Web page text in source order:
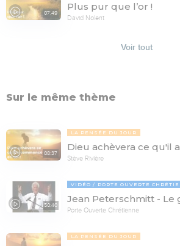
07:49
Plus pur que l’or !
David Nolent
Voir tout
Sur le même thème
08:37
LA PENSÉE DU JOUR
Dieu achèvera ce qu'il
Stève Rivière
50:40
VIDÉO PORTE OUVERTE
Jean Peterschmitt - Le
Porte Ouverte Chrétienne
LA PENSÉE DU JOUR